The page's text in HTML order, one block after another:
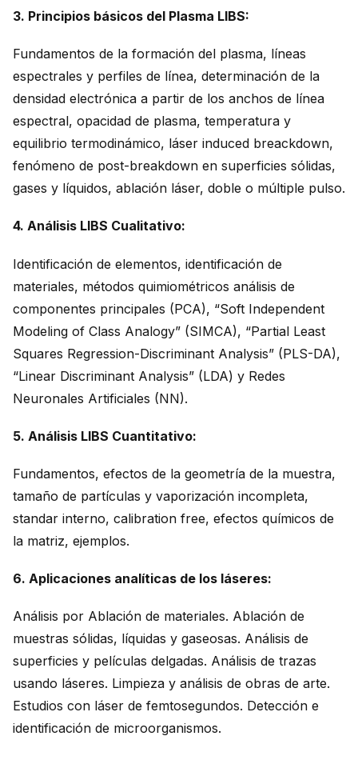
3. Principios básicos del Plasma LIBS:
Fundamentos de la formación del plasma, líneas
espectrales y perfiles de línea, determinación de la
densidad electrónica a partir de los anchos de línea
espectral, opacidad de plasma, temperatura y
equilibrio termodinámico, láser induced breackdown,
fenómeno de post-breakdown en superficies sólidas,
gases y líquidos, ablación láser, doble o múltiple pulso.
4. Análisis LIBS Cualitativo:
Identificación de elementos, identificación de
materiales, métodos quimiométricos análisis de
componentes principales (PCA), “Soft Independent
Modeling of Class Analogy” (SIMCA), “Partial Least
Squares Regression-Discriminant Analysis” (PLS-DA),
“Linear Discriminant Analysis” (LDA) y Redes
Neuronales Artificiales (NN).
5. Análisis LIBS Cuantitativo:
Fundamentos, efectos de la geometría de la muestra,
tamaño de partículas y vaporización incompleta,
standar interno, calibration free, efectos químicos de
la matriz, ejemplos.
6. Aplicaciones analíticas de los láseres:
Análisis por Ablación de materiales. Ablación de
muestras sólidas, líquidas y gaseosas. Análisis de
superficies y películas delgadas. Análisis de trazas
usando láseres. Limpieza y análisis de obras de arte.
Estudios con láser de femtosegundos. Detección e
identificación de microorganismos.